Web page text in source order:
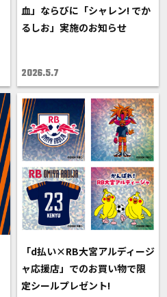
血」ならびに「シャレン! でか
るしお」実施のお知らせ
2026.5.7
「d払い×RB大宮アルディージ
ャ応援店」でのお買い物で限
定シールプレゼント!